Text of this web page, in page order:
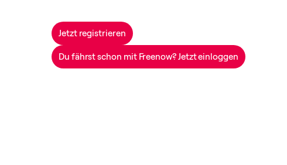
Jetzt registrieren
Du fährst schon mit Freenow? Jetzt einloggen